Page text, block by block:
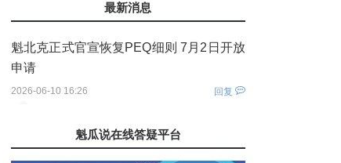
最新消息
魁北克正式官宣恢复PEQ细则 7月2日开放
申请
2026-06-10 16:26
回复
魁瓜说在线答疑平台